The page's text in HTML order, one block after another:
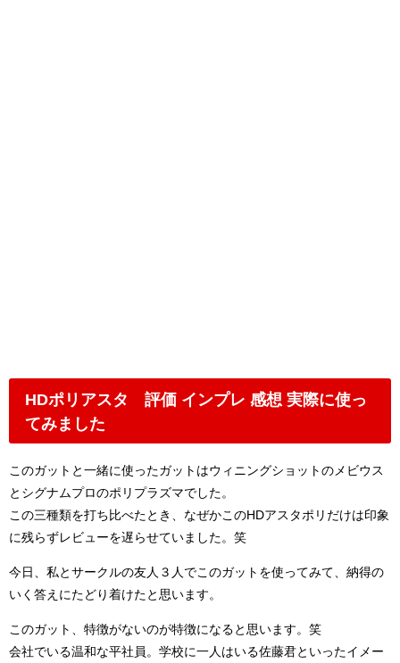
HDポリアスタ 評価 インプレ 感想 実際に使っ
てみました
このガットと一緒に使ったガットはウィニングショットのメビウス
とシグナムプロのポリプラズマでした。
この三種類を打ち比べたとき、なぜかこのHDアスタポリだけは印象
に残らずレビューを遅らせていました。笑
今日、私とサークルの友人３人でこのガットを使ってみて、納得の
いく答えにたどり着けたと思います。
このガット、特徴がないのが特徴になると思います。笑
会社でいる温和な平社員。学校に一人はいる佐藤君といったイメー